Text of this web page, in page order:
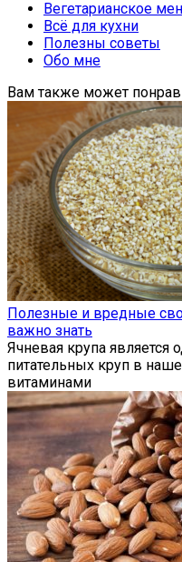
Вегетарианское
Всё для кухни
Полезны советы
Обо мне
Вам также может
Полезные и вредные
важно знать
Ячневая крупа является
питательных круп в
витаминами